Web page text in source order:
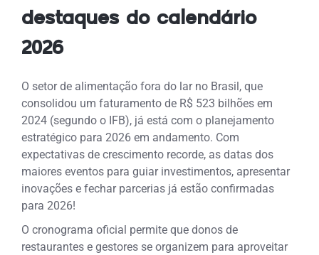
destaques do calendário
2026
O setor de alimentação fora do lar no Brasil, que
consolidou um faturamento de R$ 523 bilhões em
2024 (segundo o IFB), já está com o planejamento
estratégico para 2026 em andamento. Com
expectativas de crescimento recorde, as datas dos
maiores eventos para guiar investimentos, apresentar
inovações e fechar parcerias já estão confirmadas
para 2026!
O cronograma oficial permite que donos de
restaurantes e gestores se organizem para aproveitar